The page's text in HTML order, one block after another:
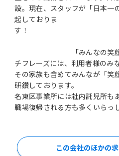
設。現在、スタッフが「日本一
起しておりま
す
「みんなの笑顔がみ
チフレーズには、利用者様のみ
その家族も含めてみんなが「笑
研鑽しております。
名東区事業所には社内託児所も
職場復帰される方も多くいらっ
この会社のほかの